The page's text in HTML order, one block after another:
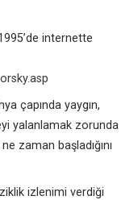
internette
çapında yaygın,
yalanlamak zorunda
zaman başladığını
izlenimi verdiği